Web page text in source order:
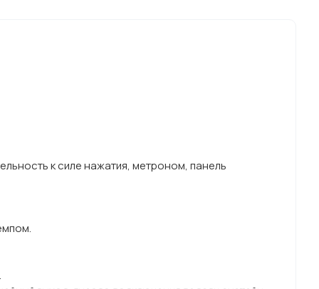
к силе нажатия, метроном, панель